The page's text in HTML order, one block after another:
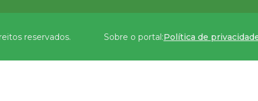
reservados. Sobre o portal:Política de